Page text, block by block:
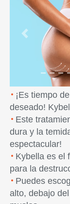
Previous
¡Es tiempo
deseado!
Este
dura y la
espectacular!
Kybella es el
para la
Puedes
alto, debajo